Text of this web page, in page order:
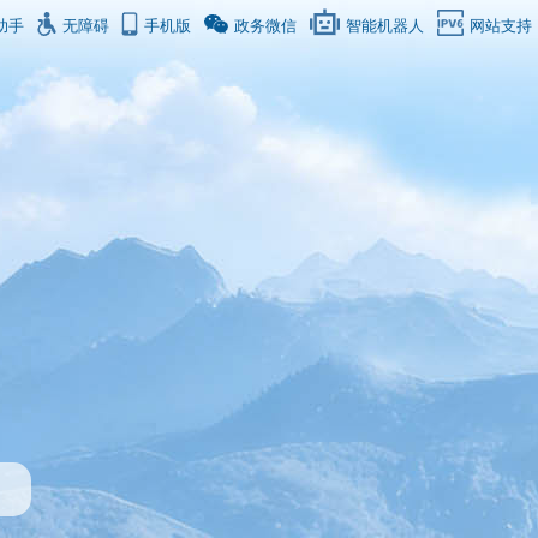
手 无障碍 手机版 政务微信 智能机器人 网站支持